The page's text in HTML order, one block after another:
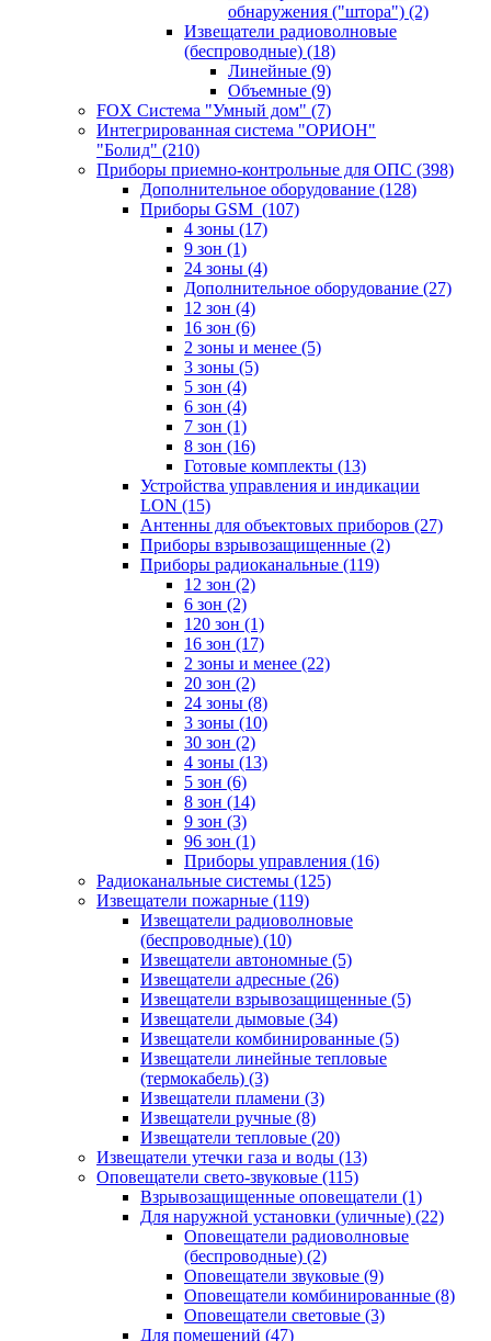
обнаружения ("штора") (2)
Извещатели радиоволновые
(беспроводные) (18)
Линейные (9)
Объемные (9)
FOX Система "Умный дом" (7)
Интегрированная система "ОРИОН"
"Болид" (210)
Приборы приемно-контрольные для ОПС (398)
Дополнительное оборудование (128)
Приборы GSM (107)
4 зоны (17)
9 зон (1)
24 зоны (4)
Дополнительное оборудование (27)
12 зон (4)
16 зон (6)
2 зоны и менее (5)
3 зоны (5)
5 зон (4)
6 зон (4)
7 зон (1)
8 зон (16)
Готовые комплекты (13)
Устройства управления и индикации
LON (15)
Антенны для объектовых приборов (27)
Приборы взрывозащищенные (2)
Приборы радиоканальные (119)
12 зон (2)
6 зон (2)
120 зон (1)
16 зон (17)
2 зоны и менее (22)
20 зон (2)
24 зоны (8)
3 зоны (10)
30 зон (2)
4 зоны (13)
5 зон (6)
8 зон (14)
9 зон (3)
96 зон (1)
Приборы управления (16)
Радиоканальные системы (125)
Извещатели пожарные (119)
Извещатели радиоволновые
(беспроводные) (10)
Извещатели автономные (5)
Извещатели адресные (26)
Извещатели взрывозащищенные (5)
Извещатели дымовые (34)
Извещатели комбинированные (5)
Извещатели линейные тепловые
(термокабель) (3)
Извещатели пламени (3)
Извещатели ручные (8)
Извещатели тепловые (20)
Извещатели утечки газа и воды (13)
Оповещатели свето-звуковые (115)
Взрывозащищенные оповещатели (1)
Для наружной установки (уличные) (22)
Оповещатели радиоволновые
(беспроводные) (2)
Оповещатели звуковые (9)
Оповещатели комбинированные (8)
Оповещатели световые (3)
Для помещений (47)